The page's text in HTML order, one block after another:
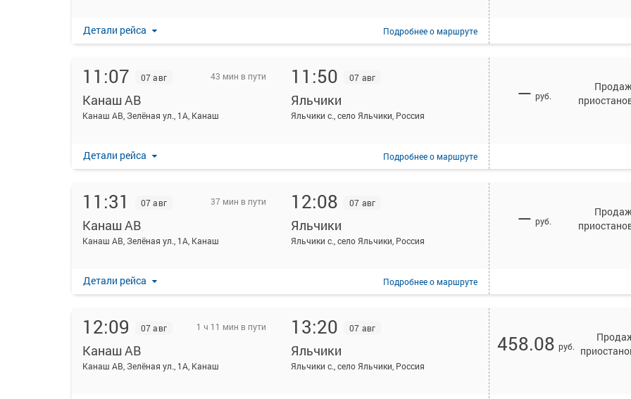
Детали рейса Подробнеео маршруте
11:07 07 авг 43 мин в пути
Канаш АВ
Канаш АВ, Зелёная ул., 1А, Канаш
11:50 07 авг
Яльчики
Яльчики с., село Яльчики, Россия
Детали рейса Подробнеео маршруте
— руб.
11:31 07 авг 37 мин в пути
Канаш АВ
Канаш АВ, Зелёная ул., 1А, Канаш
12:08 07 авг
Яльчики
Яльчики с., село Яльчики, Россия
Детали рейса Подробнеео маршруте
— руб.
12:09 07 авг 1 ч 11 мин в пути
Канаш АВ
Канаш АВ, Зелёная ул., 1А, Канаш
13:20 07 авг
Яльчики
Яльчики с., село Яльчики, Россия
458.08 руб.